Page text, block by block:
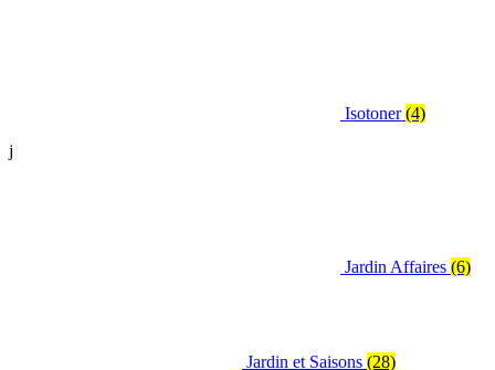
Isotoner (4)
j
Jardin Affaires (6)
Jardin et Saisons (28)